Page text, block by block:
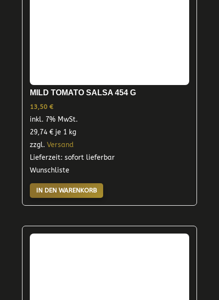
MILD TOMATO SALSA 454 G
13,50 €
inkl. 7% MwSt.
29,74 €je 1 kg
zzgl. Versand
Lieferzeit: sofort lieferbar
Wunschliste
IN DEN WARENKORB